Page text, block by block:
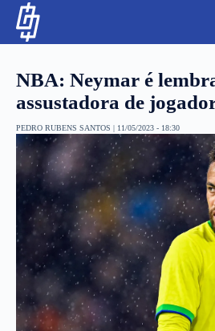
NBA
LUTAS E
NFL
MLS
APOSTAS
NBA: Neymar é
assustadora de
PEDRO RUBENS SANTOS | 11/05/2023 - 18:30